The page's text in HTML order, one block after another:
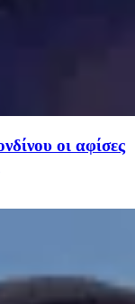
οι αφίσες